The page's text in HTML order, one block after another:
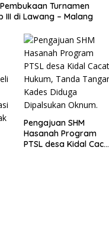
Turnamen
III di Lawang – Malang
Pengajuan SHM
Hasanah Program
PTSL desa Kidal Cacat